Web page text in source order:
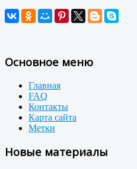
Основное меню
Главная
FAQ
Контакты
Карта сайта
Метки
Новые материалы